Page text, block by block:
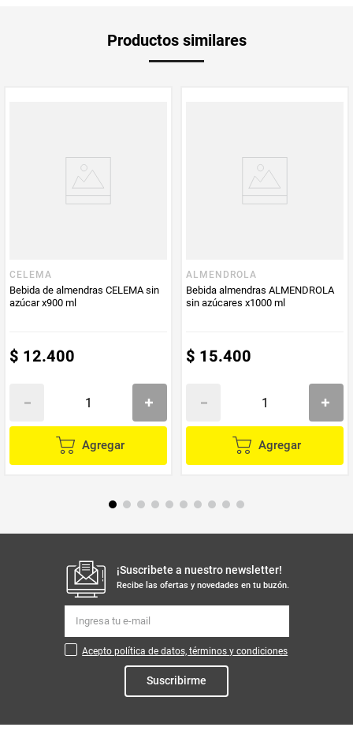
Producto (kg)
Productos similares
CELEMA
Bebida de almendras CELEMA sin
azúcar x900 ml
$ 12.400
Agregar
ALMENDROLA
Bebida almendras ALMENDROLA
sin azúcares x1000 ml
$ 15.400
Agregar
¡Suscribete a nuestro newsletter!
Recibe las ofertas y novedades en tu buzón.
Acepto política de datos, términos y condiciones
Suscribirme